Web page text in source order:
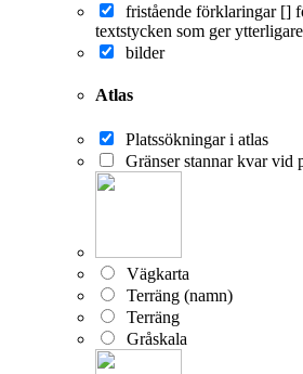
fristående förklaringar []
textstycken som ger
bilder
Atlas
Platssökningar i atlas
Gränser stannar kvar vid
Vägkarta
Terräng (namn)
Terräng
Gråskala